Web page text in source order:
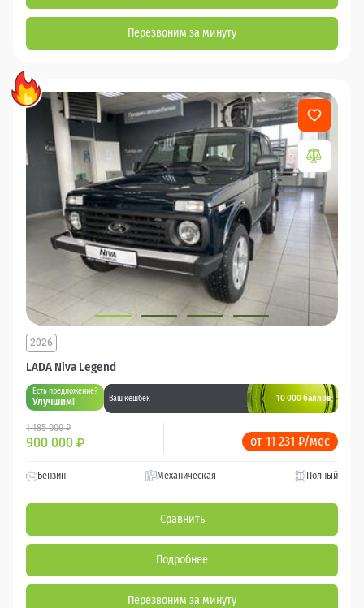
Перезвоним за минуту
LADA Niva Legend
2026
Есть предложение?
Улучшим! Ваш кешбек 10 000 баллов
1 185 000 ₽
900 000 ₽ от 11 231 ₽/мес
Бензин Механическая Полный
Сравнить
Подробнее
Перезвоним за минуту